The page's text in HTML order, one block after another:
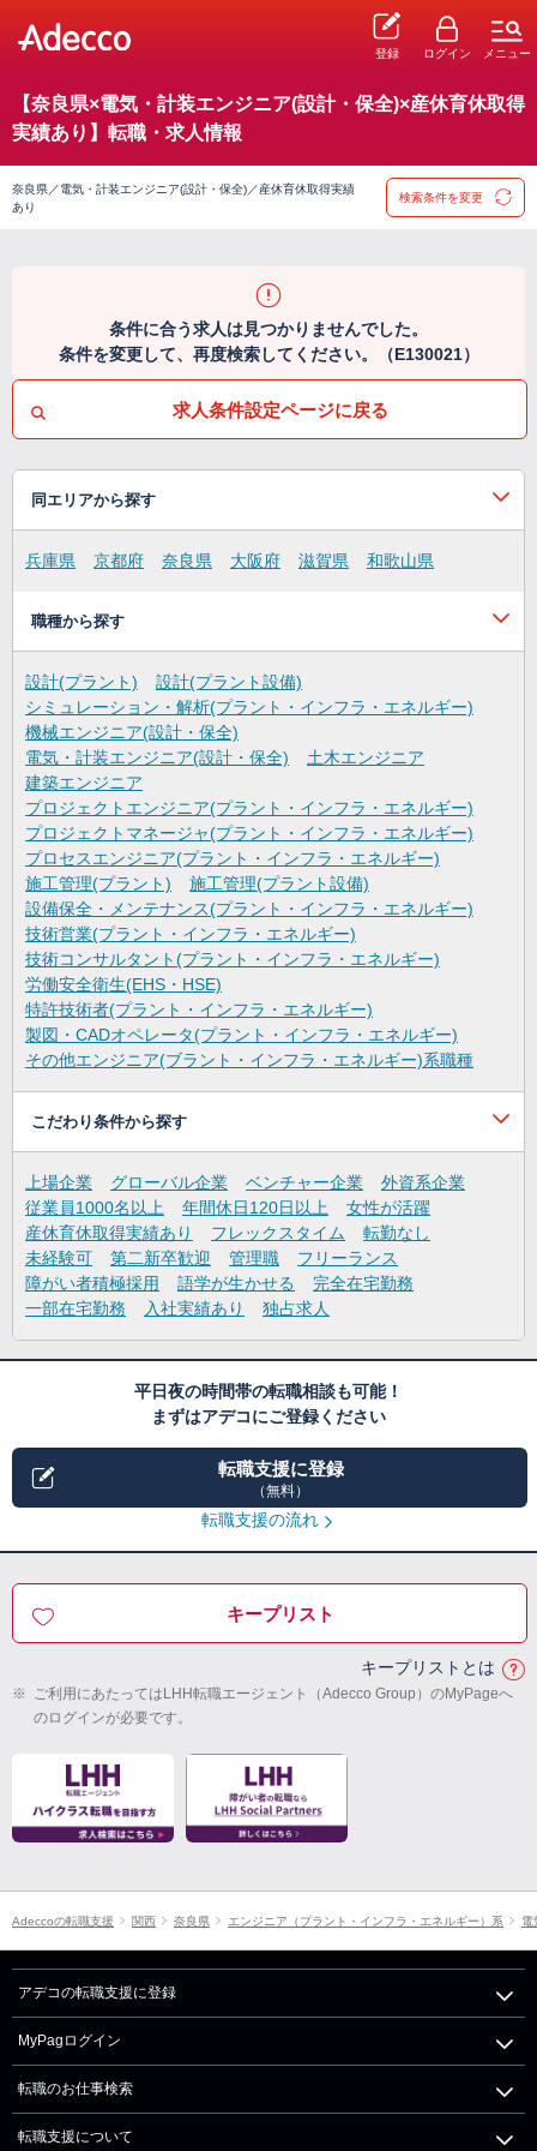
登録 ログイン メニュー
【奈良県×電気・計装エンジニア(設計・保全)×産休育休取得
実績あり】転職・求人情報
奈良県／電気・計装エンジニア(設計・保全)／産休育休取得実績
あり
検索条件を変更
条件に合う求人は見つかりませんでした。
条件を変更して、再度検索してください。（E130021）
求人条件設定ページに戻る
同エリアから探す
兵庫県 京都府 奈良県 大阪府 滋賀県 和歌山県
職種から探す
設計(プラント)
設計(プラント設備)
シミュレーション・解析(プラント・インフラ・エネルギー)
機械エンジニア(設計・保全)
電気・計装エンジニア(設計・保全)
土木エンジニア
建築エンジニア
プロジェクトエンジニア(プラント・インフラ・エネルギー)
プロジェクトマネージャ(プラント・インフラ・エネルギー)
プロセスエンジニア(プラント・インフラ・エネルギー)
施工管理(プラント)
施工管理(プラント設備)
設備保全・メンテナンス(プラント・インフラ・エネルギー)
技術営業(プラント・インフラ・エネルギー)
技術コンサルタント(プラント・インフラ・エネルギー)
労働安全衛生(EHS・HSE)
特許技術者(プラント・インフラ・エネルギー)
製図・CADオペレータ(プラント・インフラ・エネルギー)
その他エンジニア(ブラント・インフラ・エネルギー)系職種
こだわり条件から探す
上場企業 グローバル企業 ベンチャー企業
外資系企業
従業員1000名以上
年間休日120日以上
女性が活躍
産休育休取得実績あり
フレックスタイム
転勤なし
未経験可
第二新卒歓迎 管理職
フリーランス
障がい者積極採用
語学が生かせる
完全在宅勤務
一部在宅勤務
入社実績あり 独占求人
平日夜の時間帯の転職相談も可能！
まずはアデコにご登録ください
転職支援に登録
（無料）
転職支援の流れ
キープリスト
キープリストとは
※ ご利用にあたってはLHH転職エージェント（Adecco Group）のMyPageへ
のログインが必要です。
Adeccoの転職支援 関西 奈良県 エンジニア（プラント・インフラ・エネルギー）系 電
アデコの転職支援に登録
MyPagログイン
転職のお仕事検索
転職支援について